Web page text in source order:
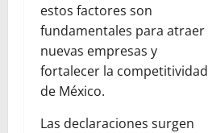
estos factores son
fundamentales para atraer
nuevas empresas y
fortalecer la competitividad
de México.
Las declaraciones surgen